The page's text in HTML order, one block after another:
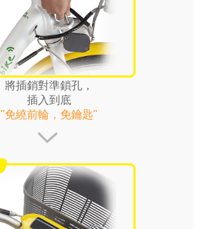
將插銷對準鎖孔，
插入到底
"免繞前輪，免鑰匙"